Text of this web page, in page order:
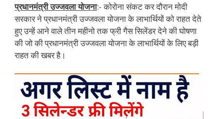
प्रधानमंत्री उज्जवला योजना:- कोरोना संकट कर दौरान मोदी
सरकार ने प्रधानमंत्री उज्जवला योजना के लाभार्थियों को राहत देते
हुए उन्हें आने वाले तीन महीनो तक फ्री गैस सिलेंडर देने की घोषणा
की जो की प्रधानमंत्री उज्जवला योजना के लाभार्थियों के लिए बड़ी
राहत की खबर है।